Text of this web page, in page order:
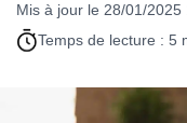
Mis à jour le 28/01/2025
Temps de lecture : 5